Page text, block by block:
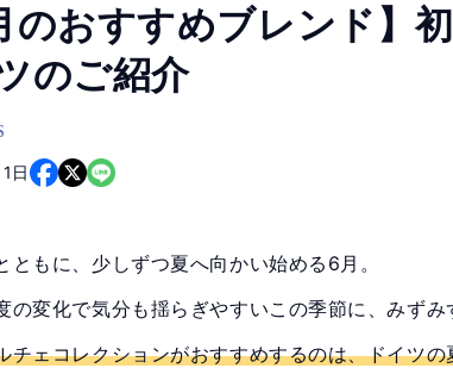
のおすすめブレンド】
のご紹介
日
ともに、少しずつ夏へ向かい始める6月。
の変化で気分も揺らぎやすいこの季節に、みず
チェコレクションがおすすめするのは、ドイツ